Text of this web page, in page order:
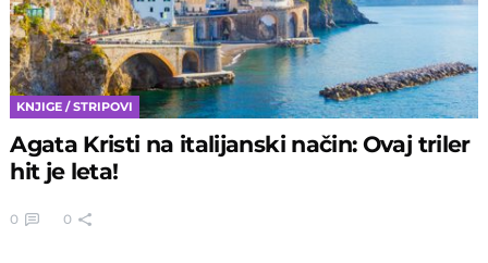
KNJIGE / STRIPOVI
Agata Kristi na italijanski način: Ovaj triler
hit je leta!
0 0